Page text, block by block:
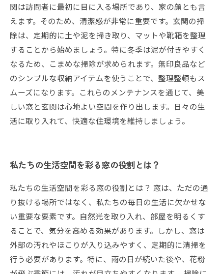
関は訪問者に最初に目に入る場所であり、家の顔とも言
えます。そのため、清潔感が非常に重要です。玄関の掃
除は、定期的に土や泥を掃き取り、マットや靴箱を整理
することから始めましょう。特に冬季は泥が付きやすく
なるため、こまめな掃除が求められます。無印良品など
のシンプルな収納アイテムを使うことで、整理整頓もス
ムーズになります。これらのメンテナンスを通じて、美
しい窓と玄関は心地よい空間を作り出します。日々の生
活に取り入れて、快適な住環境を維持しましょう。
私たちの生活空間を彩る窓の役割とは？
私たちの生活空間を彩る窓の役割とは？ 窓は、ただの通
り抜ける場所ではなく、私たちの毎日の生活に欠かせな
い重要な要素です。自然光を取り入れ、部屋を明るくす
ることで、気分を高める効果があります。しかし、窓は
外部の汚れやほこりが入り込みやすく、定期的に清掃を
行う必要があります。特に、雨の日が続いた後や、花粉